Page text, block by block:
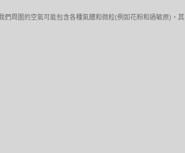
們周圍的空氣可能包含各種氣體和微粒(例如花粉和過敏原)，其